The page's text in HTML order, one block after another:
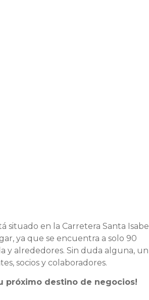
situado en la Carretera Santa Isabel
ya que se encuentra a solo 90
y alrededores. Sin duda alguna, un
socios y colaboradores.
próximo destino de negocios!